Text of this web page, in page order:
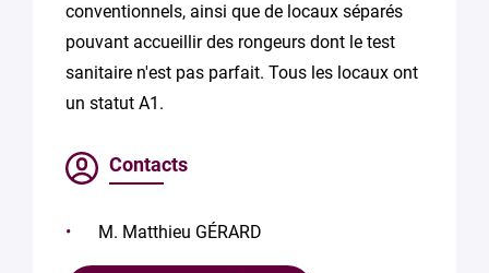
conventionnels, ainsi que de locaux séparés
pouvant accueillir des rongeurs dont le test
sanitaire n'est pas parfait. Tous les locaux ont
un statut A1.
Contacts
M. Matthieu GÉRARD